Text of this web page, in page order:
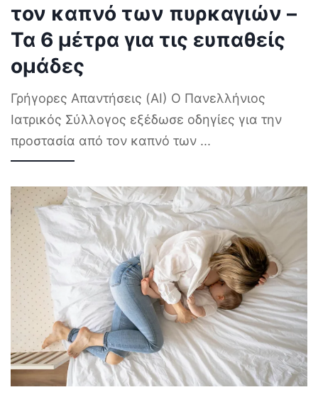
τον καπνό των πυρκαγιών –
Τα 6 μέτρα για τις ευπαθείς
ομάδες
Γρήγορες Απαντήσεις (AI) Ο Πανελλήνιος
Ιατρικός Σύλλογος εξέδωσε οδηγίες για την
προστασία από τον καπνό των ...